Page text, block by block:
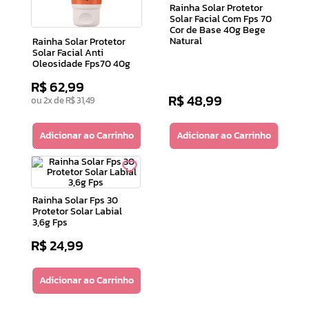
Rainha Solar Protetor
Solar Facial Anti
Oleosidade Fps70 40g
R$62,99
ou2x deR$31,49
Adicionar ao Carrinho
Rainha Solar Protetor
Solar Facial Com Fps 70
Cor de Base 40g Bege
Natural
R$48,99
Adicionar ao Carrinho
Rainha Solar Fps 30
Protetor Solar Labial
3,6g Fps
R$24,99
Adicionar ao Carrinho